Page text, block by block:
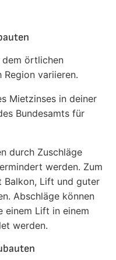
dem örtlichen
variieren.
Mietzinses in deiner
Bundesamts für
durch Zuschläge
werden. Zum
Balkon, Lift und guter
Abschläge können
einem Lift in einem
werden.